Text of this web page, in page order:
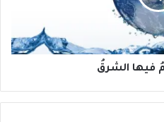
فيها الشرقُ